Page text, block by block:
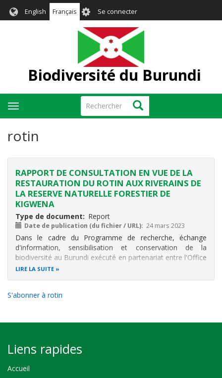
English Français User
account
menu
Se connecter
Biodiversité du Burundi
Rechercher Rechercher
Toggle
navigation
rotin
RAPPORT DE CONSULTATION EN VUE DE LA
RESTAURATION DU ROTIN AUX RIVERAINS DE
LA RESERVE NATURELLE FORESTIER DE
KIGWENA
Type de document Report
Date de publication (du fichier / URL) 24 mars 2023
Dans le cadre du Programme de recherche, échange
d'information, sensibilisation et conservation de la
biodiversité au Burundi exécuté en partenariat entre l'Office
Burundais pour la Protection de l'Environnement (OBPE) et
LIRE LA SUITE
S'abonner à rotin
Liens rapides
Accueil